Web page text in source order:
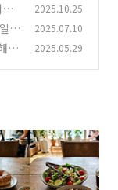
는
2025.10.25
까
2025.07.10
결
2025.05.29